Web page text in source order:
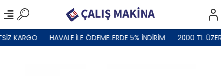
KARGO HAVALE İLE ÖDEMELERDE 5% İNDİRİM 2000 TL